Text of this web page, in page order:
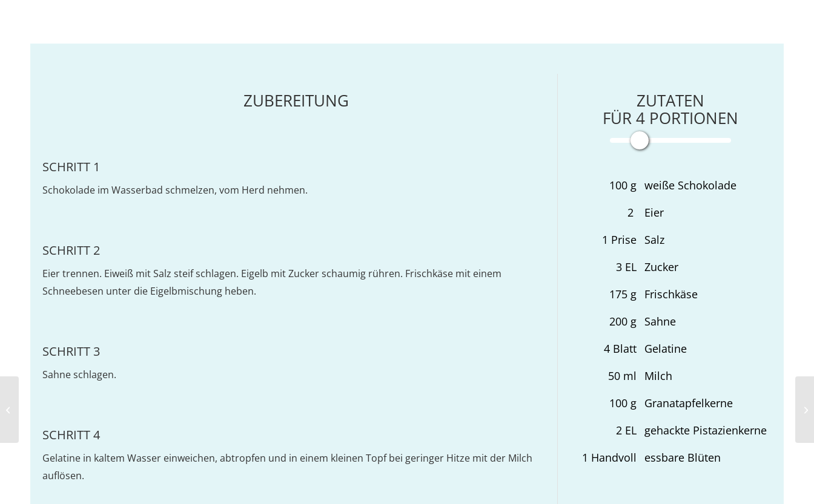
ZUBEREITUNG
SCHRITT 1
Schokolade im Wasserbad schmelzen, vom Herd nehmen.
SCHRITT 2
Eier trennen. Eiweiß mit Salz steif schlagen. Eigelb mit Zucker schaumig rühren. Frischkäse mit einem
Schneebesen unter die Eigelbmischung heben.
SCHRITT 3
Sahne schlagen.
SCHRITT 4
Gelatine in kaltem Wasser einweichen, abtropfen und in einem kleinen Topf bei geringer Hitze mit der Milch
auflösen.
ZUTATEN
FÜR4 PORTIONEN
100g weiße Schokolade
2
Eier
1 Prise Salz
3EL Zucker
175g Frischkäse
200g Sahne
4Blatt Gelatine
50ml
Milch
100g Granatapfelkerne
2EL gehackte Pistazienkerne
1 Handvoll essbare Blüten